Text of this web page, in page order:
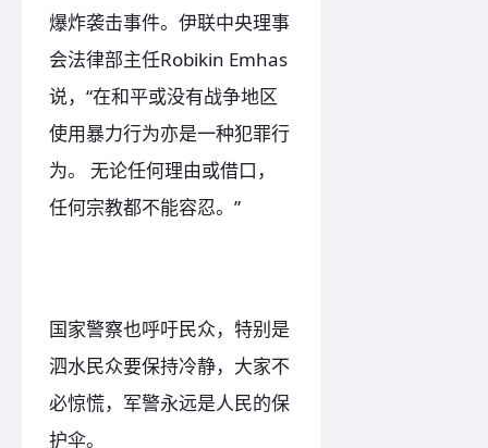
爆炸袭击事件。伊联中央理事
会法律部主任Robikin Emhas
说，“在和平或没有战争地区
使用暴力行为亦是一种犯罪行
为。 无论任何理由或借口，
任何宗教都不能容忍。”
国家警察也呼吁民众，特别是
泗水民众要保持冷静，大家不
必惊慌，军警永远是人民的保
护伞。